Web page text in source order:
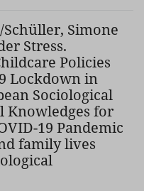
Simone
Stress.
Policies
Lockdown in
Sociological
Knowledges for
19 Pandemic
family lives